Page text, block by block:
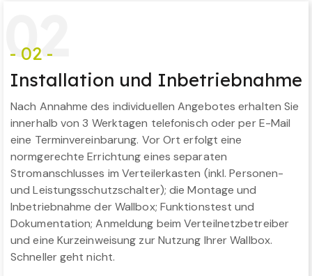
02
- 02 -
Installation und Inbetriebnahme
Nach Annahme des individuellen Angebotes erhalten Sie
innerhalb von 3 Werktagen telefonisch oder per E-Mail
eine Terminvereinbarung. Vor Ort erfolgt eine
normgerechte Errichtung eines separaten
Stromanschlusses im Verteilerkasten (inkl. Personen-
und Leistungsschutzschalter); die Montage und
Inbetriebnahme der Wallbox; Funktionstest und
Dokumentation; Anmeldung beim Verteilnetzbetreiber
und eine Kurzeinweisung zur Nutzung Ihrer Wallbox.
Schneller geht nicht.